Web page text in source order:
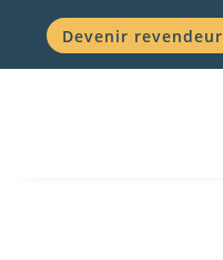
Devenir revendeur